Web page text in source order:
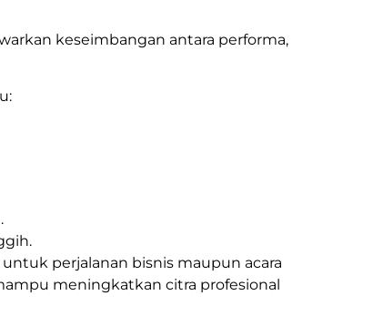
keseimbangan antara performa,
perjalanan bisnis maupun acara
meningkatkan citra profesional